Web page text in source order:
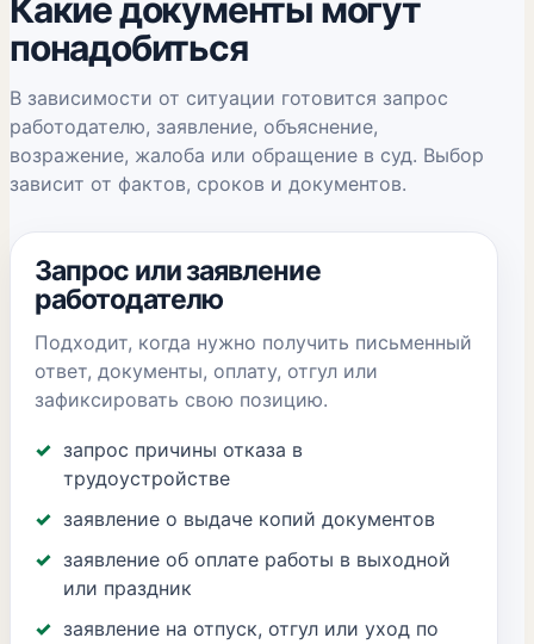
Какие документы могут
понадобиться
В зависимости от ситуации готовится запрос
работодателю, заявление, объяснение,
возражение, жалоба или обращение в суд. Выбор
зависит от фактов, сроков и документов.
Запрос или заявление
работодателю
Подходит, когда нужно получить письменный
ответ, документы, оплату, отгул или
зафиксировать свою позицию.
запрос причины отказа в
трудоустройстве
заявление о выдаче копий документов
заявление об оплате работы в выходной
или праздник
заявление на отпуск, отгул или уход по